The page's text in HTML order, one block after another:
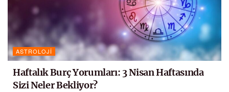
ASTROLOJI
Haftalık Burç Yorumları: 3 Nisan Haftasında
Sizi Neler Bekliyor?